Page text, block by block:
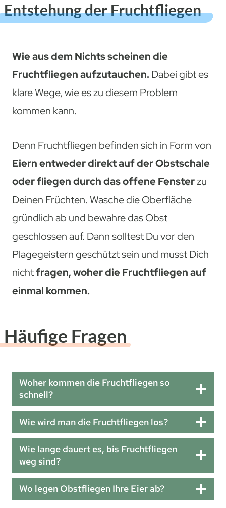
Entstehung der Fruchtfliegen
Wie aus dem Nichts scheinen die
Fruchtfliegen aufzutauchen. Dabei gibt es
klare Wege, wie es zu diesem Problem
kommen kann.
Denn Fruchtfliegen befinden sich in Form von
Eiern entweder direkt auf der Obstschale
oder fliegen durch das offene Fensterzu
Deinen Früchten. Wasche die Oberfläche
gründlich ab und bewahre das Obst
geschlossen auf. Dann solltest Du vor den
Plagegeistern geschützt sein und musst Dich
nichtfragen, woher die Fruchtfliegen auf
einmal kommen.
Häufige Fragen
Woher kommen die Fruchtfliegen so
schnell?
Wie wird man die Fruchtfliegen los?
Wie lange dauert es, bis Fruchtfliegen
weg sind?
Wo legen Obstfliegen Ihre Eier ab?